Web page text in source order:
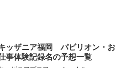
ッザニア福岡 パビリオン・お
事体験記録名の予想一覧